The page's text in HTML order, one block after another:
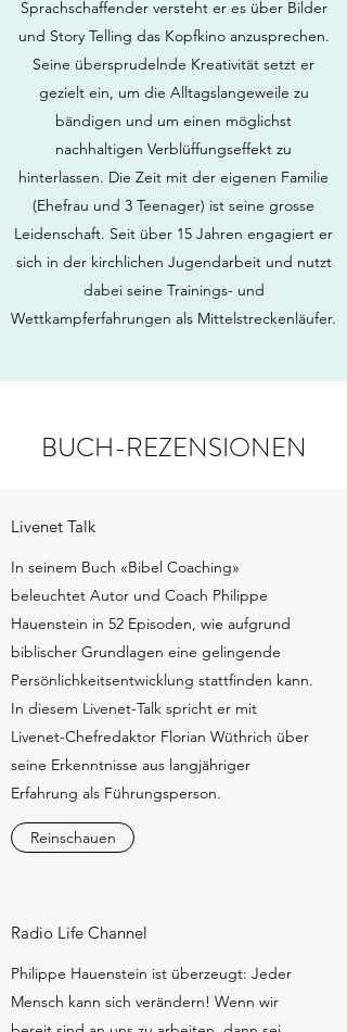
hat auf dem weiteren Bildungsweg
Kommunikation studiert. Heute wirkt er als
Führungskraft für Vertriebsentwicklung,
Kundenservice und Kommunikation. Als
Sprachschaffender versteht er es über Bilder
und Story Telling das Kopfkino anzusprechen.
Seine übersprudelnde Kreativität setzt er
gezielt ein, um die Alltagslangeweile zu
bändigen und um einen möglichst
nachhaltigen Verblüffungseffekt zu
hinterlassen. Die Zeit mit der eigenen Familie
(Ehefrau und 3 Teenager) ist seine grosse
sich in der kirchlichen Jugendarbeit und nutzt
Wettkampferfahrungen als Mittelstreckenläufer.
BUCH-REZENSIONEN
Livenet Talk
In seinem Buch «Bibel Coaching»
beleuchtet Autor und Coach Philippe
Hauenstein in 52 Episoden, wie aufgrund
biblischer Grundlagen eine gelingende
Persönlichkeitsentwicklung stattfinden kann.
In diesem Livenet-Talk spricht er mit
Livenet-Chefredaktor Florian Wüthrich über